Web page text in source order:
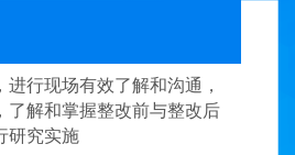
行现场有效了解和沟通，
了解和掌握整改前与整改后
研究实施